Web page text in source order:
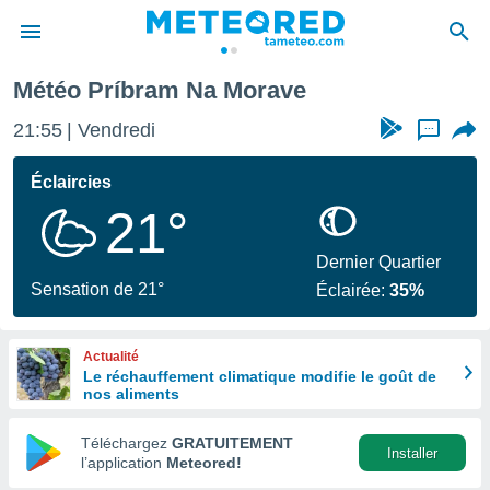
de
en
Météo Príbram Na Morave
21:55 Vendredi ...
Éclaircies
21°
Sensation de 21°
Dernier Quartier
Éclairée:35%
Actualité
Le réchauffement climatique modifie le goût de
nos aliments
Téléchargez GRATUITEMENT
l’application Meteored!
Installer